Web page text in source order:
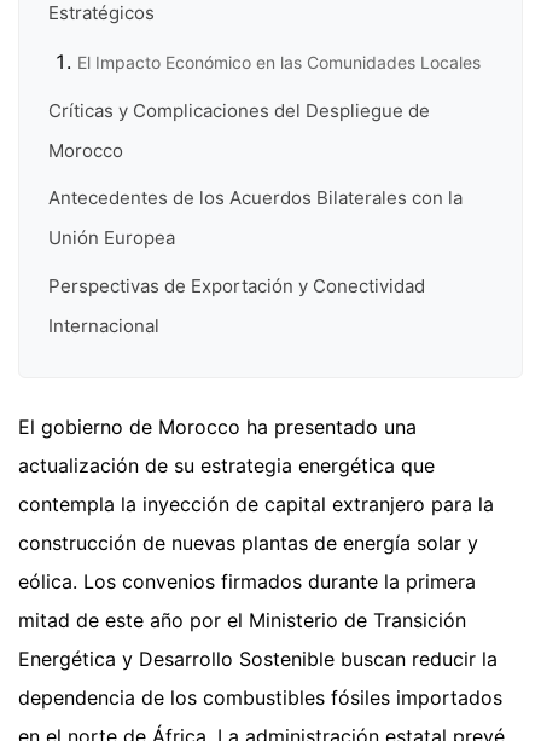
Estratégicos
El Impacto Económico en las Comunidades Locales
Críticas y Complicaciones del Despliegue de
Morocco
Antecedentes de los Acuerdos Bilaterales con la
Unión Europea
Perspectivas de Exportación y Conectividad
Internacional
El gobierno de Morocco ha presentado una
actualización de su estrategia energética que
contempla la inyección de capital extranjero para la
construcción de nuevas plantas de energía solar y
eólica. Los convenios firmados durante la primera
mitad de este año por el Ministerio de Transición
Energética y Desarrollo Sostenible buscan reducir la
dependencia de los combustibles fósiles importados
en el norte de África. La administración estatal prevé